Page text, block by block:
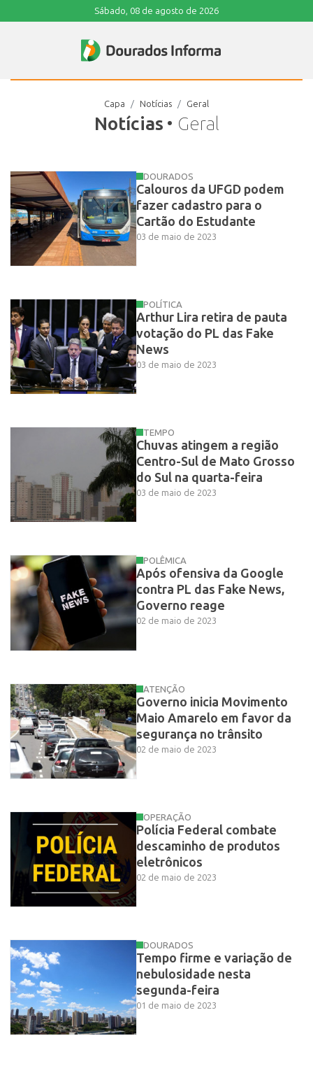
Sábado, 08 de agosto de 2026
Notícias • Geral
Capa Notícias Geral
DOURADOS
Calouros da UFGD podem
fazer cadastro para o
Cartão do Estudante
03 de maio de 2023
POLÍTICA
Arthur Lira retira de pauta
votação do PL das Fake
News
03 de maio de 2023
TEMPO
Chuvas atingem a região
Centro-Sul de Mato Grosso
do Sul na quarta-feira
03 de maio de 2023
POLÊMICA
Após ofensiva da Google
contra PL das Fake News,
Governo reage
02 de maio de 2023
ATENÇÃO
Governo inicia Movimento
Maio Amarelo em favor da
segurança no trânsito
02 de maio de 2023
OPERAÇÃO
Polícia Federal combate
descaminho de produtos
eletrônicos
02 de maio de 2023
DOURADOS
Tempo firme e variação de
nebulosidade nesta
segunda-feira
01 de maio de 2023